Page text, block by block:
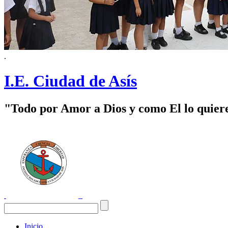
.
I.E. Ciudad de Asís
"Todo por Amor a Dios y como El lo
Inicio